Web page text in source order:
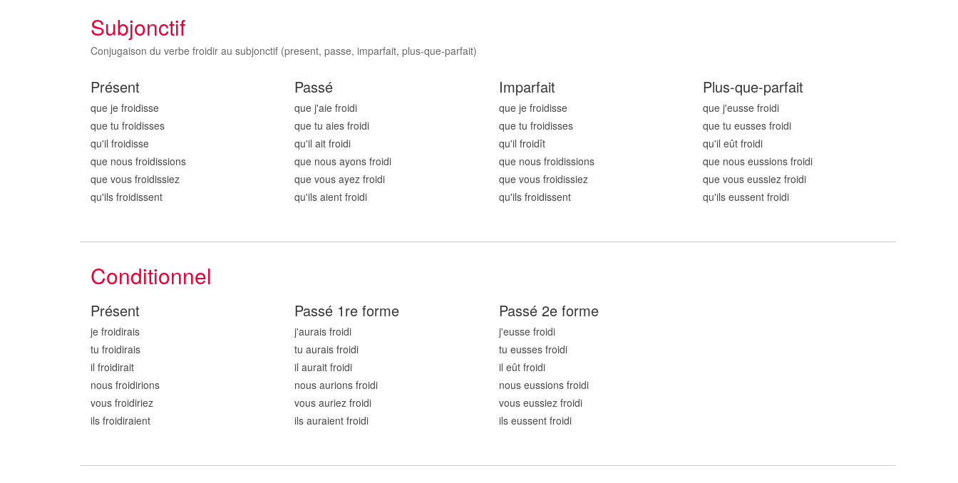
Subjonctif
Conjugaison du verbe froidir au subjonctif (present, passe, imparfait, plus-que-parfait)
Présent
que je froidisse
que tu froidisses
qu'il froidisse
que nous froidissions
que vous froidissiez
qu'ils froidissent
Passé
que j'aie froidi
que tu aies froidi
qu'il ait froidi
que nous ayons froidi
que vous ayez froidi
qu'ils aient froidi
Imparfait
que je froidisse
que tu froidisses
qu'il froidît
que nous froidissions
que vous froidissiez
qu'ils froidissent
Plus-que-parfait
que j'eusse froidi
que tu eusses froidi
qu'il eût froidi
que nous eussions froidi
que vous eussiez froidi
qu'ils eussent froidi
Conditionnel
Présent
je froidirais
tu froidirais
il froidirait
nous froidirions
vous froidiriez
ils froidiraient
Passé 1re forme
j'aurais froidi
tu aurais froidi
il aurait froidi
nous aurions froidi
vous auriez froidi
ils auraient froidi
Passé 2e forme
j'eusse froidi
tu eusses froidi
il eût froidi
nous eussions froidi
vous eussiez froidi
ils eussent froidi